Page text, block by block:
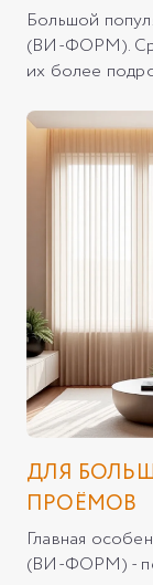
Большой
(ВИ-ФОРМ).
их более
ДЛЯ
ПРОЁМОВ
Главная
(ВИ-ФОРМ) -